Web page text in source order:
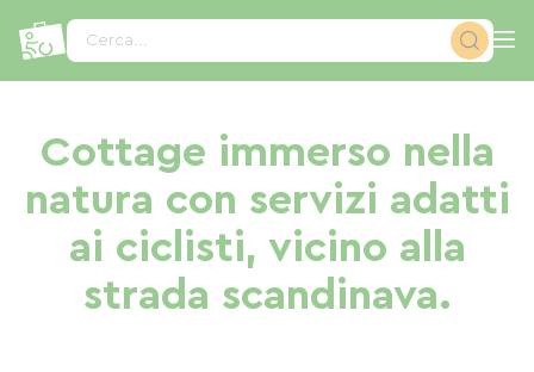
Cerca...
Cottage immerso nella
natura con servizi adatti
ai ciclisti, vicino alla
strada scandinava.
Pannello di gestione dei cookies